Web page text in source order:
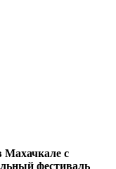
Махачкале с
фестиваль